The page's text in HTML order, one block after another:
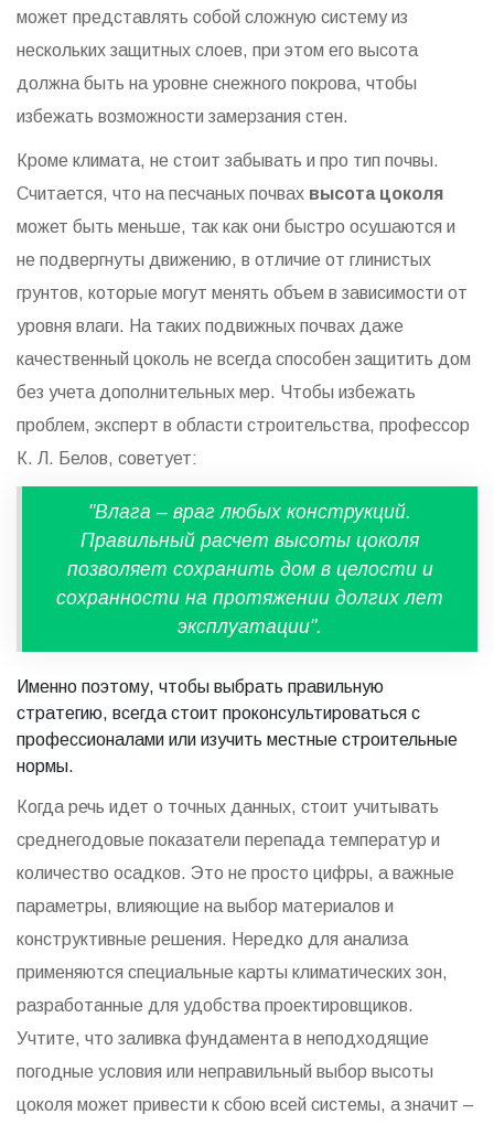
может представлять собой сложную систему из
нескольких защитных слоев, при этом его высота
должна быть на уровне снежного покрова, чтобы
избежать возможности замерзания стен.
Кроме климата, не стоит забывать и про тип почвы.
Считается, что на песчаных почвах высота цоколя
может быть меньше, так как они быстро осушаются и
не подвергнуты движению, в отличие от глинистых
грунтов, которые могут менять объем в зависимости от
уровня влаги. На таких подвижных почвах даже
качественный цоколь не всегда способен защитить дом
без учета дополнительных мер. Чтобы избежать
проблем, эксперт в области строительства, профессор
К. Л. Белов, советует:
"Влага – враг любых конструкций.
Правильный расчет высоты цоколя
позволяет сохранить дом в целости и
сохранности на протяжении долгих лет
эксплуатации".
Именно поэтому, чтобы выбрать правильную
стратегию, всегда стоит проконсультироваться с
профессионалами или изучить местные строительные
нормы.
Когда речь идет о точных данных, стоит учитывать
среднегодовые показатели перепада температур и
количество осадков. Это не просто цифры, а важные
параметры, влияющие на выбор материалов и
конструктивные решения. Нередко для анализа
применяются специальные карты климатических зон,
разработанные для удобства проектировщиков.
Учтите, что заливка фундамента в неподходящие
погодные условия или неправильный выбор высоты
цоколя может привести к сбою всей системы, а значит –